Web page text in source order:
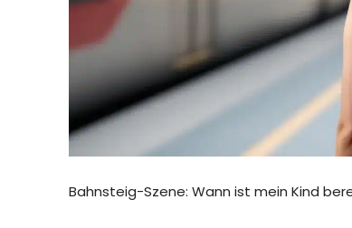
Bahnsteig-Szene: Wann ist mein Kind